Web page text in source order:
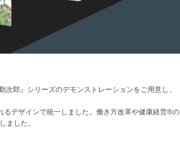
郎』シリーズのデモンストレーションをご用意し、
るデザインで統一しました。働き方改革や健康経営®の
ました。